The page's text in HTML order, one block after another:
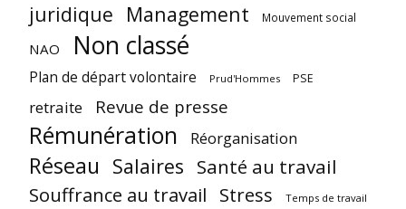
juridique Management Mouvement social
NAO Non classé
Plan de départ volontaire Prud'Hommes PSE
retraite Revue de presse
Rémunération Réorganisation
Réseau Salaires Santé au travail
Souffrance au travail Stress Temps de travail